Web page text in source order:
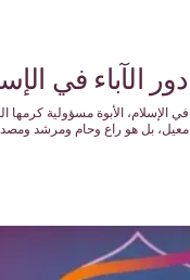
دور الآباء في
في الإسلام، الأبوة مسؤولية
معيل، بل هو راعٍ وحامٍ ومرشد